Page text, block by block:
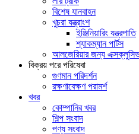
বিশেষ যানবাহন
খুচরা যন্ত্রাংশ
ইঞ্জিনিয়ারিং যন্ত্রপাতি
শ্যাকম্যান পার্টস
আলজেরিয়ার জন্য
বিক্রয় পরে পরিষেবা
গুণমান পরিদর্শন
রক্ষণাবেক্ষণ পরামর্শ
খবর
কোম্পানির খবর
শিল্প সংবাদ
পণ্য সংবাদ